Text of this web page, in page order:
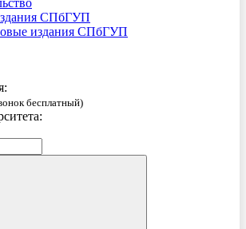
СПбГУП
издания СПбГУП
бесплатный)